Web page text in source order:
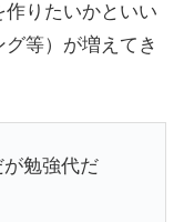
りたいかといい
等）が増えてき
勉強代だ